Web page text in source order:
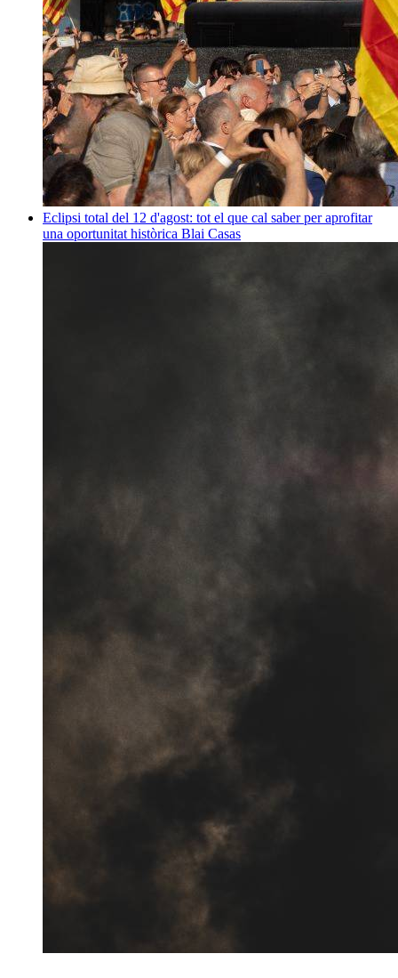
Eclipsi total del 12 d'agost: tot el que cal saber per aprofitar
una oportunitat històrica Blai Casas